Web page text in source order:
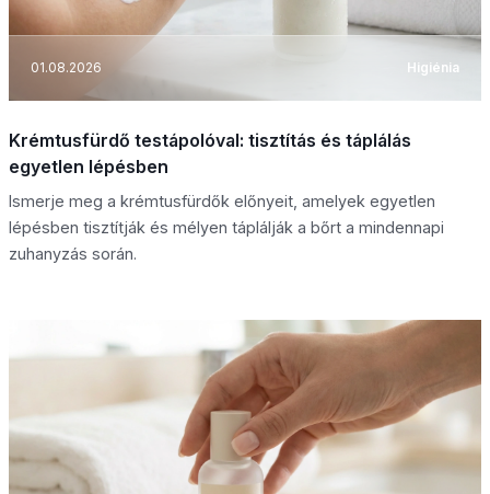
01.08.2026 Higiénia
Krémtusfürdő testápolóval: tisztítás és táplálás
egyetlen lépésben
Ismerje meg a krémtusfürdők előnyeit, amelyek egyetlen
lépésben tisztítják és mélyen táplálják a bőrt a mindennapi
zuhanyzás során.